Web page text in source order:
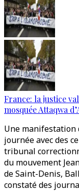
France: la justice
mosquée Attaqwa
Une manifestation
journée avec des
tribunal
du mouvement
de Saint-Denis,
constaté des